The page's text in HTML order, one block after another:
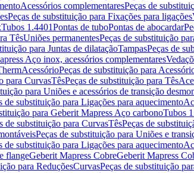
Acessórios complementaresPeças de
Peças de substituição para Fixações para ligações
Tubos 1.4401Pontas de tuboPontas de abocardar
TêsUniões permanentesPeças de substituição
para Juntas de dilataçãoTampasPeças de
Aço inox, acessórios complementares
AcessórioPeças de substituição para
para CurvasTêsPeças de substituição para Tês
para Uniões e acessórios de transição
de substituição para Ligações para aquecimento
para Geberit Mapress Aço carbonoTubos
de substituição para CurvasTêsPeças de
Peças de substituição para Uniões e
de substituição para Ligações para aquecimento
flangeGeberit Mapress CobreGeberit Mapress
para ReduçõesCurvasPeças de substituição